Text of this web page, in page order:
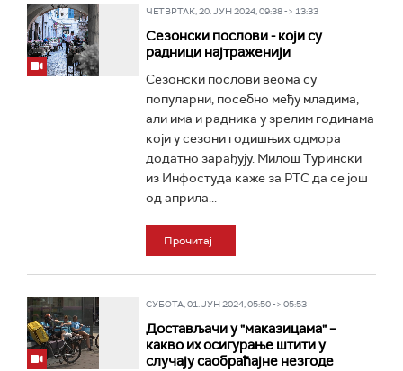
ЧЕТВРТАК, 20. ЈУН 2024, 09:38 -> 13:33
Сезонски послови - који су
радници најтраженији
Сезонски послови веома су
популарни, посебно међу младима,
али има и радника у зрелим годинама
који у сезони годишњих одмора
додатно зарађују. Милош Турински
из Инфостуда каже за РТС да се још
од априла...
Прочитај
СУБОТА, 01. ЈУН 2024, 05:50 -> 05:53
Достављачи у "маказицама" –
какво их осигурање штити у
случају саобраћајне незгоде